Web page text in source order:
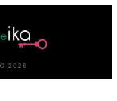
2026